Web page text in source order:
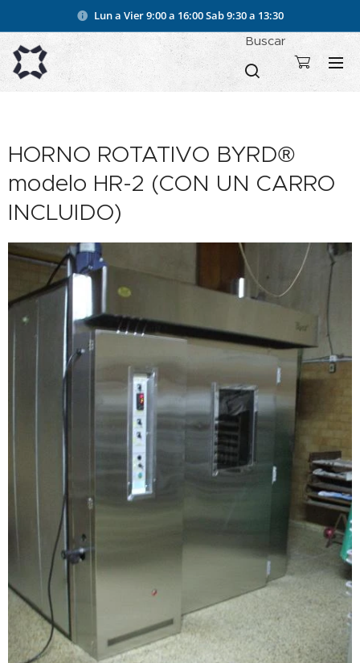
Lun a Vier 9:00 a 16:00Sab 9:30 a 13:30
Buscar
HORNO ROTATIVO BYRD®
modelo HR-2 (CON UN CARRO
INCLUIDO)